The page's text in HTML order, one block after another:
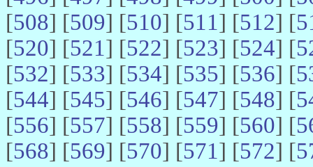
[508] [509] [510] [511] [512] [
[520] [521] [522] [523] [524] [
[532] [533] [534] [535] [536] [
[544] [545] [546] [547] [548] [
[556] [557] [558] [559] [560] [
[568] [569] [570] [571] [572] [